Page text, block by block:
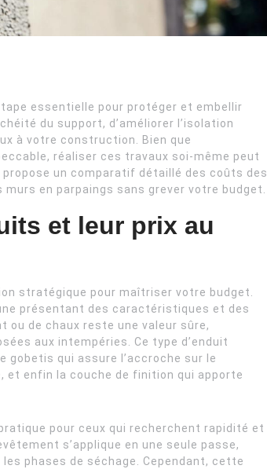
essentielle pour protéger et embellir
du support, d’améliorer l’isolation
à votre construction. Bien que
réaliser ces travaux soi-même peut
un comparatif détaillé des coûts des
en parpaings sans grever votre budget.
et leur prix au
stratégique pour maîtriser votre budget.
présentant des caractéristiques et des
ou de chaux reste une valeur sûre,
aux intempéries. Ce type d’enduit
gobetis qui assure l’accroche sur le
et enfin la couche de finition qui apporte
pour ceux qui recherchent rapidité et
s’applique en une seule passe,
phases de séchage. Cependant, cette